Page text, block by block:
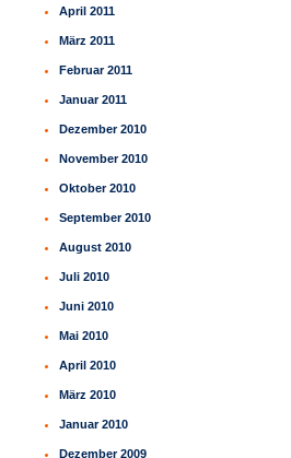
April 2011
März 2011
Februar 2011
Januar 2011
Dezember 2010
November 2010
Oktober 2010
September 2010
August 2010
Juli 2010
Juni 2010
Mai 2010
April 2010
März 2010
Januar 2010
Dezember 2009